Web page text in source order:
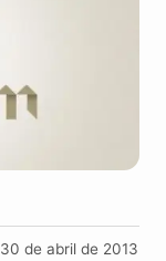
30 de abril de 2013